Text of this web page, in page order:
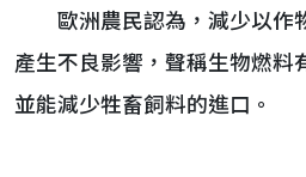
歐洲農民認為，減少以作
產生不良影響，聲稱生物燃料
並能減少牲畜飼料的進口。